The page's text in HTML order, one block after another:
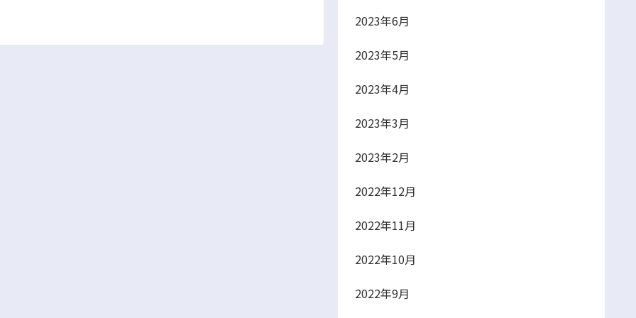
2023年6月
2023年5月
2023年4月
2023年3月
2023年2月
2022年12月
2022年11月
2022年10月
2022年9月